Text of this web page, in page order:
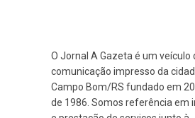
O Jornal A Gazeta é um veículo
comunicação impresso da
Campo Bom/RS fundado em
de 1986. Somos referência em